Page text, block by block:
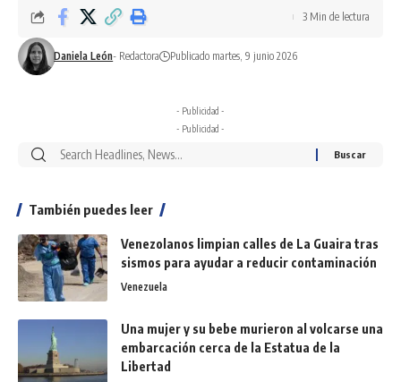
Daniela León- Redactora Publicado martes, 9 junio 2026
3 Min de lectura
- Publicidad -
- Publicidad -
También puedes leer
Venezolanos limpian calles de La Guaira tras
sismos para ayudar a reducir contaminación
Venezuela
Una mujer y su bebe murieron al volcarse una
embarcación cerca de la Estatua de la
Libertad